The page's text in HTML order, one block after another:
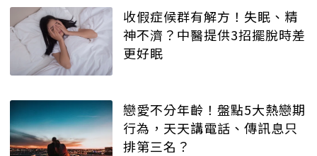
收假症候群有解方！失眠、精
神不濟？中醫提供3招擺脫時差
更好眠
戀愛不分年齡！盤點5大熱戀期
行為，天天講電話、傳訊息只
排第三名？